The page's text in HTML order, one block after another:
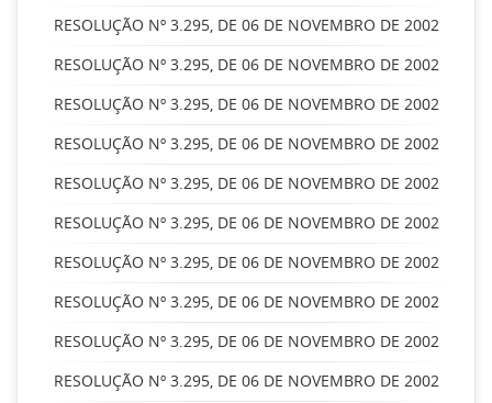
RESOLUÇÃO Nº 3.295, DE 06 DE NOVEMBRO DE 2002
RESOLUÇÃO Nº 3.295, DE 06 DE NOVEMBRO DE 2002
RESOLUÇÃO Nº 3.295, DE 06 DE NOVEMBRO DE 2002
RESOLUÇÃO Nº 3.295, DE 06 DE NOVEMBRO DE 2002
RESOLUÇÃO Nº 3.295, DE 06 DE NOVEMBRO DE 2002
RESOLUÇÃO Nº 3.295, DE 06 DE NOVEMBRO DE 2002
RESOLUÇÃO Nº 3.295, DE 06 DE NOVEMBRO DE 2002
RESOLUÇÃO Nº 3.295, DE 06 DE NOVEMBRO DE 2002
RESOLUÇÃO Nº 3.295, DE 06 DE NOVEMBRO DE 2002
RESOLUÇÃO Nº 3.295, DE 06 DE NOVEMBRO DE 2002